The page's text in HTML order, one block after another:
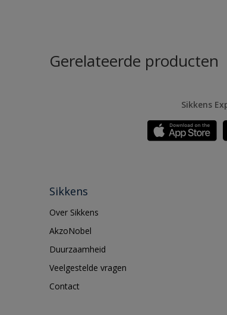
Gerelateerde producten
Sikkens
Sikkens
Over Sikkens
AkzoNobel
Duurzaamheid
Veelgestelde vragen
Contact